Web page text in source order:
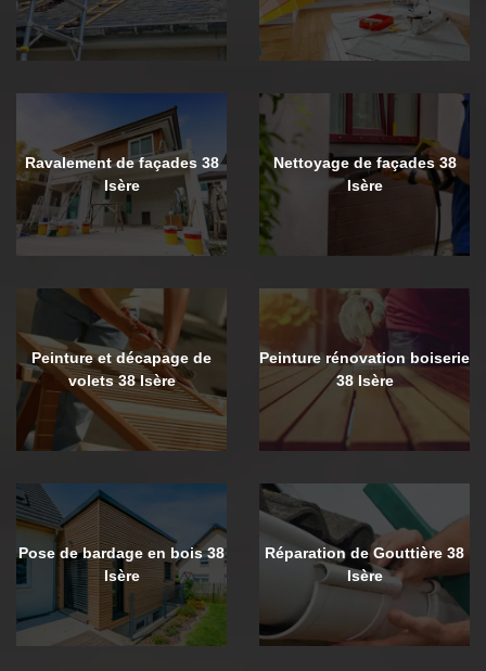
Ravalement de façades 38
Isère
Nettoyage de façades 38
Isère
Peinture et décapage de
volets 38 Isère
Peinture rénovation boiserie
38 Isère
Pose de bardage en bois 38
Isère
Réparation de Gouttière 38
Isère